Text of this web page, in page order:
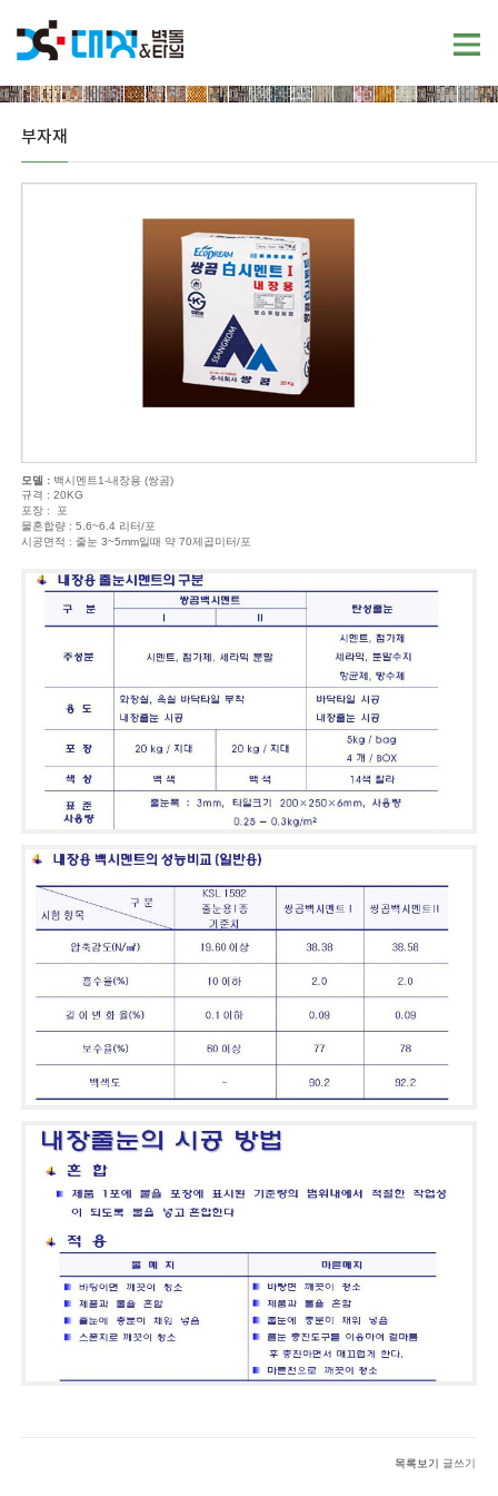
부자재
모델 : 백시멘트1-내장용 (쌍곰)
규격 : 20KG
포장 : 포
물혼합량 : 5.6~6.4 리터/포
시공면적 : 줄눈 3~5mm일때 약 70제곱미터/포
목록보기 글쓰기